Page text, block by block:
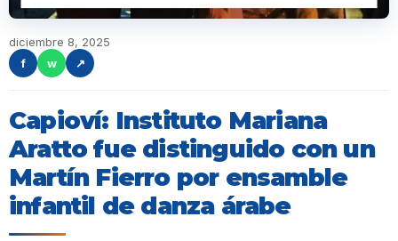
diciembre 8, 2025
f
w ↗
Capioví: Instituto Mariana
Aratto fue distinguido con un
Martín Fierro por ensamble
infantil de danza árabe